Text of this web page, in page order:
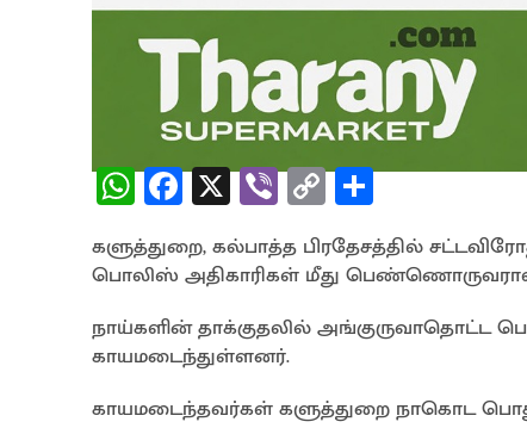
W
h
at
sA
p
p
Fa
ce
b
o
o
k
X Vi
b
er
C
o
py
Li
n
S
h
ar
e
களுத்துறை, கல்பாத்த பிரதேசத்தில்
பொலிஸ் அதிகாரிகள் மீது பெண்ணொருவரால்
நாய்களின் தாக்குதலில் அங்குருவாதொட்ட
காயமடைந்துள்ளனர்.
காயமடைந்தவர்கள் களுத்துறை நாகொட